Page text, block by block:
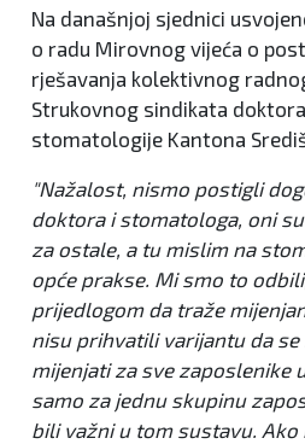
Na današnjoj sjednici
o radu Mirovnog vijeća o
rješavanja kolektivnog
Strukovnog sindikata
stomatologije Kantona
"Nažalost, nismo postigli
doktora i stomatologa, oni
za ostale, a tu mislim na
opće prakse. Mi smo to
prijedlogom da traže
nisu prihvatili varijantu da
mijenjati za sve zaposlenike
samo za jednu skupinu
bili važni u tom sustavu. Ako